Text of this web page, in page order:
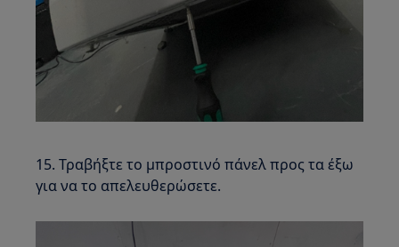
15. Τραβήξτε το μπροστινό πάνελ προς τα έξω
για να το απελευθερώσετε.